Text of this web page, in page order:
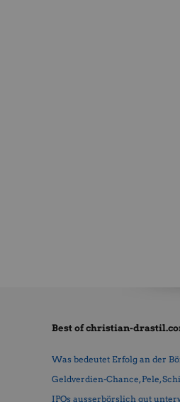
Best of christian-
Was bedeutet Erfolg an der
Geldverdien-Chance, Pele,
IPOs ausserbörslich gut